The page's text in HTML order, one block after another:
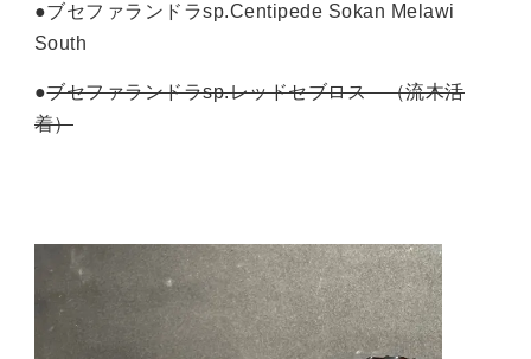
●ブセファランドラsp.Centipede Sokan Melawi
South
●ブセファランドラsp.レッドセブロス （流木活
着）